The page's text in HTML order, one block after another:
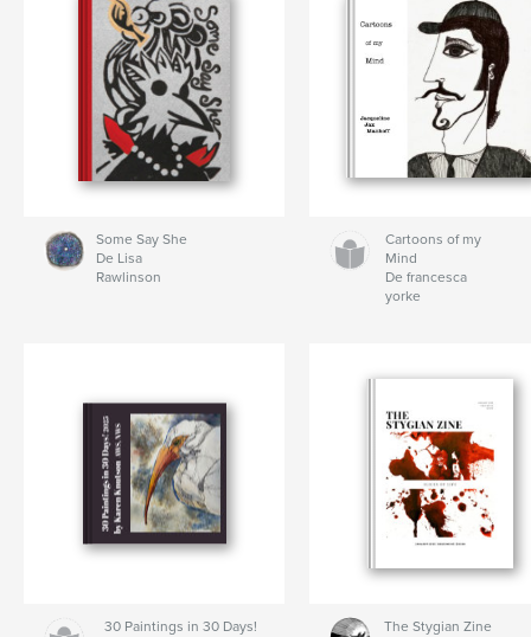
Some Say She
De Lisa
Rawlinson
Cartoons of my
Mind
De francesca
yorke
30 Paintings in 30 Days!
The Stygian Zine